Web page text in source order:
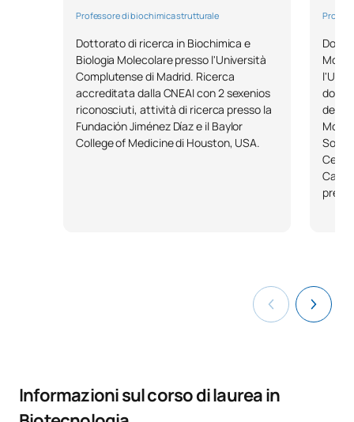
Professore di biochimica strutturale
Dottorato di ricerca in Biochimica e
Biologia Molecolare presso l'Università
Complutense di Madrid. Ricerca
accreditata dalla CNEAI con 2 sexenios
riconosciuti, attività di ricerca presso la
Fundación Jiménez Díaz e il Baylor
College of Medicine di Houston, USA.
della
Informazioni sul corso di laurea in